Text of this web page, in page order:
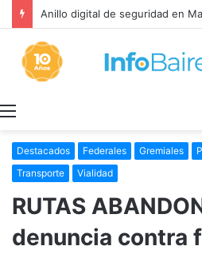
Anillo digital de seguridad en
Destacados Federales Gremiales
Transporte
Vialidad
RUTAS
denuncia contra